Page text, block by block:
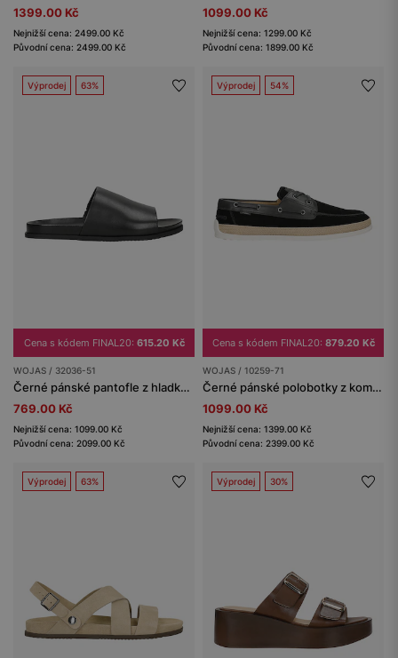
1399.00 Kč
Nejnižší cena: 2499.00 Kč
Původní cena: 2499.00 Kč
1099.00 Kč
Nejnižší cena: 1299.00 Kč
Původní cena: 1899.00 Kč
Výprodej 63%
Cena s kódem FINAL20: 615.20 Kč
WOJAS / 32036-51
Černé pánské pantofle z hladké lícové kůže
769.00 Kč
Nejnižší cena: 1099.00 Kč
Původní cena: 2099.00 Kč
Výprodej 54%
Cena s kódem FINAL20: 879.20 Kč
WOJAS / 10259-71
Černé pánské polobotky z kombinované kůže
1099.00 Kč
Nejnižší cena: 1399.00 Kč
Původní cena: 2399.00 Kč
Výprodej 63% Výprodej 30%